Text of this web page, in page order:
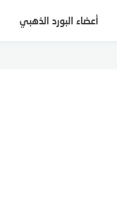
أعضاء البورد الذهبي